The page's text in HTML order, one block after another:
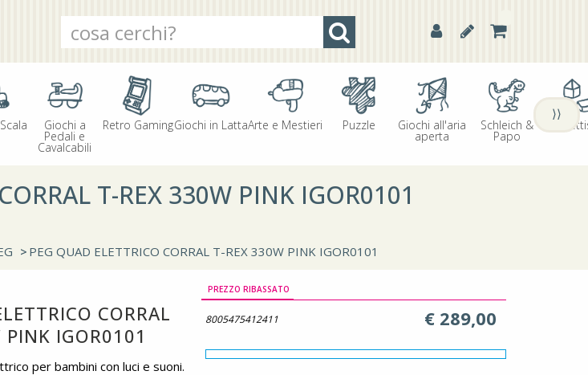
Giochi a
Pedali e
Cavalcabili
Retro GamingGiochi in LattaArte e Mestieri Puzzle Giochi all'aria
aperta
Schleich &
Papo
⟩⟩
T-REX 330W PINK IGOR0101
> PEG QUAD ELETTRICO CORRAL T-REX 330W PINK IGOR0101
CORRAL
IGOR0101
per bambini con luci e suoni.
PREZZO RIBASSATO
€ 289,00
8005475412411